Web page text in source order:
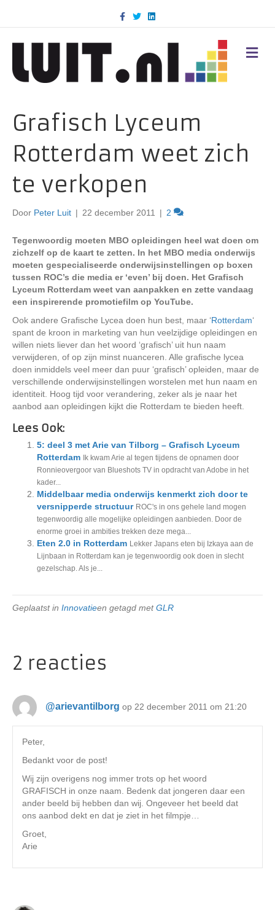
c
k
T
w
i
n
d
M
E
Grafisch Lyceum
Rotterdam weet zich
te verkopen
Door Peter Luit | 22 december 2011 | 2
Tegenwoordig moeten MBO opleidingen heel wat doen om
zichzelf op de kaart te zetten. In het MBO media onderwijs
moeten gespecialiseerde onderwijsinstellingen op boxen
tussen ROC’s die media er ‘even’ bij doen. Het Grafisch
Lyceum Rotterdam weet van aanpakken en zette vandaag
een inspirerende promotiefilm op YouTube.
Ook andere Grafische Lycea doen hun best, maar ‘Rotterdam‘
spant de kroon in marketing van hun veelzijdige opleidingen en
willen niets liever dan het woord ‘grafisch’ uit hun naam
verwijderen, of op zijn minst nuanceren. Alle grafische lycea
doen inmiddels veel meer dan puur ‘grafisch’ opleiden, maar de
verschillende onderwijsinstellingen worstelen met hun naam en
identiteit. Hoog tijd voor verandering, zeker als je naar het
aanbod aan opleidingen kijkt die Rotterdam te bieden heeft.
Lees Ook:
5: deel 3 met Arie van Tilborg – Grafisch Lyceum
Rotterdam
Ik kwam Arie al tegen tijdens de opnamen door
Ronnieovergoor van Blueshots TV in opdracht van Adobe in het
kader...
Middelbaar media onderwijs kenmerkt zich door te
versnipperde structuur ROC's in ons gehele land mogen
tegenwoordig alle mogelijke opleidingen aanbieden. Door de
enorme groei in ambities trekken deze mega...
Eten 2.0 in Rotterdam Lekker Japans eten bij Izkaya aan de
Lijnbaan in Rotterdam kan je tegenwoordig ook doen in slecht
gezelschap. Als je...
Geplaatst in Innovatieen getagd metGLR
2 reacties
@arievantilborg op 22 december 2011 om 21:20
Peter,
Bedankt voor de post!
Wij zijn overigens nog immer trots op het woord
GRAFISCH in onze naam. Bedenk dat jongeren daar een
ander beeld bij hebben dan wij. Ongeveer het beeld dat
ons aanbod dekt en dat je ziet in het filmpje…
Groet,
Arie